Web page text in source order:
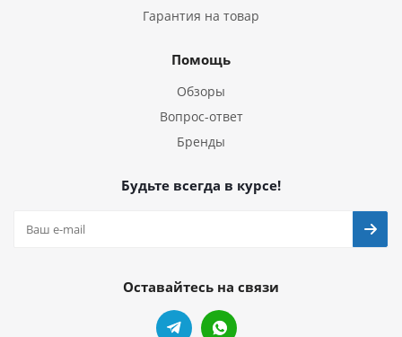
Гарантия на товар
Помощь
Обзоры
Вопрос-ответ
Бренды
Будьте всегда в курсе!
Оставайтесь на связи